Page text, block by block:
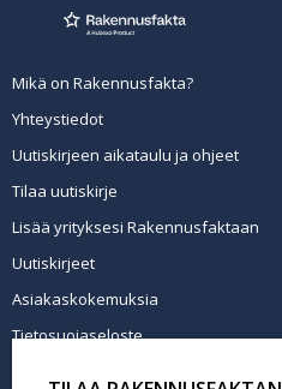
Mikä on Rakennusfakta?
Yhteystiedot
Uutiskirjeen aikataulu ja ohjeet
Tilaa uutiskirje
Lisää yrityksesi Rakennusfaktaan
Uutiskirjeet
Asiakaskokemuksia
Tietosuojaseloste